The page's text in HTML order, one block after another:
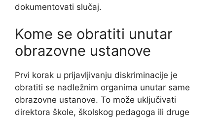
dokumentovati slučaj.
Kome se obratiti unutar
obrazovne ustanove
Prvi korak u prijavljivanju diskriminacije je
obratiti se nadležnim organima unutar same
obrazovne ustanove. To može uključivati
direktora škole, školskog pedagoga ili druge